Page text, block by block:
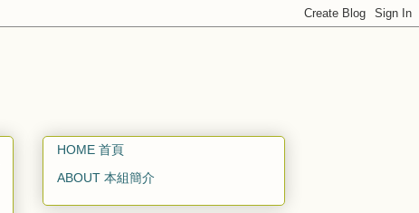
HOME 首頁
ABOUT 本組簡介